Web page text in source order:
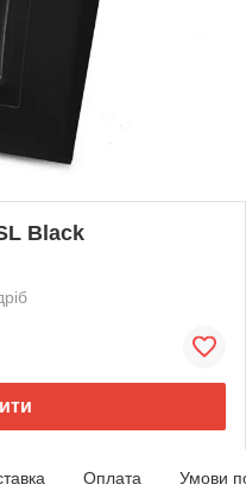
Black
Оплата Умови